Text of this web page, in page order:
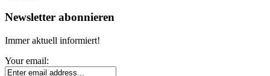
Newsletter abonnieren
Immer aktuell informiert!
Your email: